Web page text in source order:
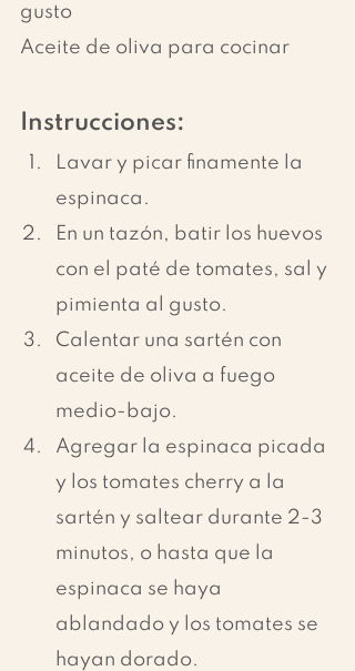
gusto
Aceite de oliva para cocinar
Instrucciones:
Lavar y picar finamente la
espinaca.
En un tazón, batir los huevos
con el paté de tomates, sal y
pimienta al gusto.
Calentar una sartén con
aceite de oliva a fuego
medio-bajo.
Agregar la espinaca picada
y los tomates cherry a la
sartén y saltear durante 2-3
minutos, o hasta que la
espinaca se haya
ablandado y los tomates se
hayan dorado.